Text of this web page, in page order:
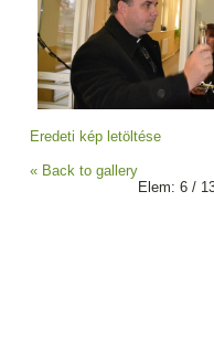
Eredeti kép letöltése
« Back to gallery
Elem: 6 /